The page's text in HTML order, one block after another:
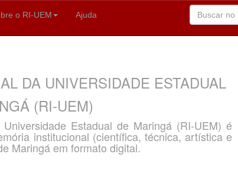
o RI-UEM Ajuda
DA UNIVERSIDADE ESTADUAL
(RI-UEM)
Estadual de Maringá (RI-UEM) é
institucional (científica, técnica, artística e
Maringá em formato digital.